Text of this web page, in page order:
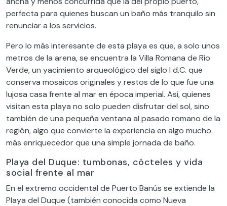
perfecta para quienes buscan un baño más tranquilo sin
renunciar a los servicios.
Pero lo más interesante de esta playa es que, a solo unos
metros de la arena, se encuentra la Villa Romana de Río
Verde, un yacimiento arqueológico del siglo I d.C. que
conserva mosaicos originales y restos de lo que fue una
lujosa casa frente al mar en época imperial. Así, quienes
visitan esta playa no solo pueden disfrutar del sol, sino
también de una pequeña ventana al pasado romano de la
región, algo que convierte la experiencia en algo mucho
más enriquecedor que una simple jornada de baño.
Playa del Duque: tumbonas, cócteles y vida
social frente al mar
En el extremo occidental de Puerto Banús se extiende la
Playa del Duque (también conocida como Nueva